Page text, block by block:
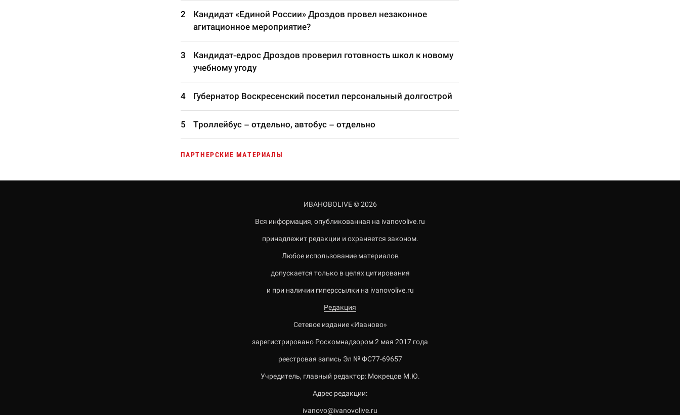
Кандидат «Единой России» Дроздов провел незаконное
агитационное мероприятие?
Кандидат-едрос Дроздов проверил готовность школ к новому
учебному угоду
Губернатор Воскресенский посетил персональный долгострой
Троллейбус – отдельно, автобус – отдельно
ПАРТНЕРСКИЕ МАТЕРИАЛЫ
ИВАНОВОLIVE © 2026
Вся информация, опубликованная на ivanovolive.ru
принадлежит редакции и охраняется законом.
Любое использование материалов
допускается только в целях цитирования
и при наличии гиперссылки на ivanovolive.ru
Редакция
Сетевое издание «Иваново»
зарегистрировано Роскомнадзором 2 мая 2017 года
реестровая запись Эл № ФС77-69657
Учредитель, главный редактор: Мокрецов М.Ю.
Адрес редакции:
ivanovo@ivanovolive.ru